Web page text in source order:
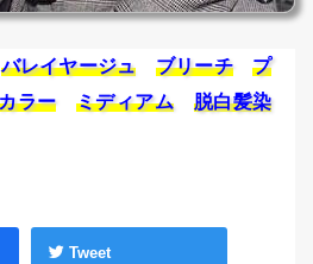
バレイヤージュ ブリーチ
プ
ラー ミディアム
脱白髪染
Tweet